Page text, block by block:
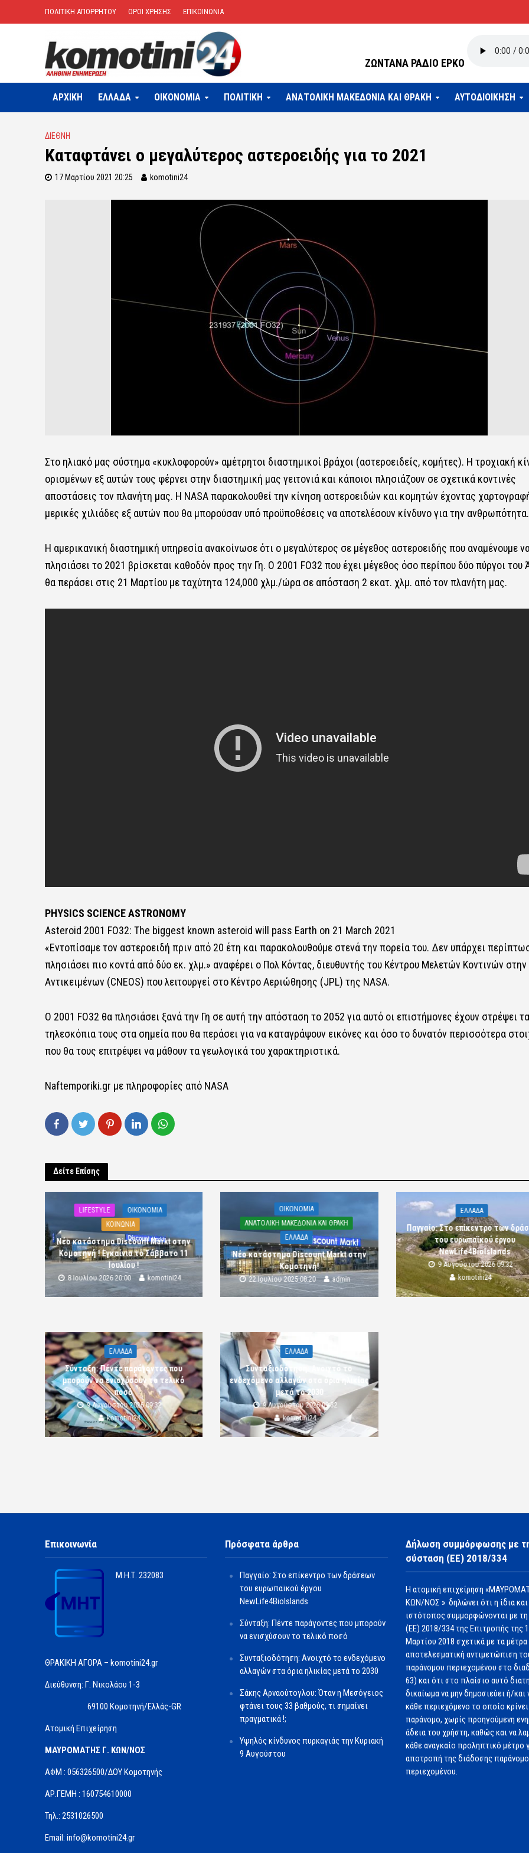
ΠΟΛΙΤΙΚΗ ΑΠΟΡΡΗΤΟΥ ΟΡΟΙ ΧΡΗΣΗΣ ΕΠΙΚΟΙΝΩΝΙΑ
ΖΩΝΤΑΝΑ ΡΑΔΙΟ ΕΡΚΟ
ΑΡΧΙΚΗ ΕΛΛΑΔΑ OIKONOMIA ΠΟΛΙΤΙΚΗ ΑΝΑΤΟΛΙΚΗ ΜΑΚΕΔΟΝΙΑ ΚΑΙ ΘΡΑΚΗ ΑΥΤΟΔΙΟΙΚΗΣΗ
ΔΙΕΘΝΗ
Καταφτάνει ο μεγαλύτερος αστεροειδής για το 2021
17 Μαρτίου 2021 20:25 komotini24
Στο ηλιακό μας σύστημα «κυκλοφορούν» αμέτρητοι διαστημικοί βράχοι (αστεροειδείς, κομήτες). Η τροχιακή
ορισμένων εξ αυτών τους φέρνει στην διαστημική μας γειτονιά και κάποιοι πλησιάζουν σε σχετικά κοντινές
αποστάσεις τον πλανήτη μας. Η NASA παρακολουθεί την κίνηση αστεροειδών και κομητών έχοντας
μερικές χιλιάδες εξ αυτών που θα μπορούσαν υπό προϋποθέσεις να αποτελέσουν κίνδυνο για την ανθρωπότητα.
Η αμερικανική διαστημική υπηρεσία ανακοίνωσε ότι ο μεγαλύτερος σε μέγεθος αστεροειδής που αναμένουμε
πλησιάσει το 2021 βρίσκεται καθοδόν προς την Γη. Ο 2001 FO32 που έχει μέγεθος όσο περίπου δύο πύργοι του
θα περάσει στις 21 Μαρτίου με ταχύτητα 124,000 χλμ./ώρα σε απόσταση 2 εκατ. χλμ. από τον πλανήτη μας.
PHYSICS SCIENCE ASTRONOMY
Asteroid 2001 FO32: The biggest known asteroid will pass Earth on 21 March 2021
«Εντοπίσαμε τον αστεροειδή πριν από 20 έτη και παρακολουθούμε στενά την πορεία του. Δεν υπάρχει
πλησιάσει πιο κοντά από δύο εκ. χλμ.» αναφέρει ο Πολ Κόντας, διευθυντής του Κέντρου Μελετών Κοντινών στην
Αντικειμένων (CNEOS) που λειτουργεί στο Κέντρο Αεριώθησης (JPL) της NASA.
Ο 2001 FO32 θα πλησιάσει ξανά την Γη σε αυτή την απόσταση το 2052 για αυτό οι επιστήμονες έχουν στρέψει τα
τηλεσκόπια τους στα σημεία που θα περάσει για να καταγράψουν εικόνες και όσο το δυνατόν περισσότερα
που θα τους επιτρέψει να μάθουν τα γεωλογικά του χαρακτηριστικά.
Naftemporiki.gr με πληροφορίες από NASA
Δείτε Επίσης
LIFESTYLE
OIKONOMIA
ΚΟΙΝΩΝΙΑ
Νέο κατάστημα Discount Markt στην
Κομοτηνή ! Εγκαίνια το Σάββατο 11
Ιουλίου !
8 Ιουλίου 2026 20:00 komotini24
OIKONOMIA
ΑΝΑΤΟΛΙΚΗ ΜΑΚΕΔΟΝΙΑ ΚΑΙ ΘΡΑΚΗ
ΕΛΛΑΔΑ
Νέο κατάστημα Discount Markt στην
Κομοτηνή!
22 Ιουλίου 2025 08:20 admin
ΕΛΛΑΔΑ
Παγγαίο: Στο επίκεντρο των
του ευρωπαϊκού έργου
NewLife4BioIslands
9 Αυγούστου 2026 09:32
komotini24
ΕΛΛΑΔΑ
Σύνταξη: Πέντε παράγοντες που
μπορούν να ενισχύσουν το τελικό
ποσό
9 Αυγούστου 2026 09:32
komotini24
ΕΛΛΑΔΑ
Συνταξιοδότηση: Ανοιχτό το
ενδεχόμενο αλλαγών στα όρια ηλικίας
μετά το 2030
9 Αυγούστου 2026 09:32
komotini24
Επικοινωνία
Μ.Η.Τ. 232083
ΘΡΑΚΙΚΗ ΑΓΟΡΑ – komotini24.gr
Διεύθυνση: Γ. Νικολάου 1-3
69100 Κομοτηνή/Ελλάς-GR
Ατομική Επιχείρηση
ΜΑΥΡΟΜΑΤΗΣ Γ. ΚΩΝ/ΝΟΣ
ΑΦΜ : 056326500/ΔOΥ Κομοτηνής
ΑΡ.ΓΕΜΗ : 160754610000
Τηλ.: 2531026500
Email: info@komotini24.gr
Πρόσφατα άρθρα
Παγγαίο: Στο επίκεντρο των δράσεων
του ευρωπαϊκού έργου
NewLife4BioIslands
Σύνταξη: Πέντε παράγοντες που μπορούν
να ενισχύσουν το τελικό ποσό
Συνταξιοδότηση: Ανοιχτό το ενδεχόμενο
αλλαγών στα όρια ηλικίας μετά το 2030
Σάκης Αρναούτογλου: Όταν η Μεσόγειος
φτάνει τους 33 βαθμούς, τι σημαίνει
πραγματικά !;
Υψηλός κίνδυνος πυρκαγιάς την Κυριακή
9 Αυγούστου
Δήλωση συμμόρφωσης με
σύσταση (ΕΕ) 2018/334
Η ατομική επιχείρηση
ΚΩΝ/ΝΟΣ » δηλώνει ότι η ίδια
ιστότοπος συμμορφώνονται με
(ΕΕ) 2018/334 της Επιτροπής της
Μαρτίου 2018 σχετικά με τα μέτρα
αποτελεσματική αντιμετώπιση
παράνομου περιεχομένου στο
63) και ότι στο πλαίσιο αυτό
δικαίωμα να μην δημοσιεύει ή/και
κάθε περιεχόμενο το οποίο κρίνει
παράνομο, χωρίς προηγούμενη
άδεια του χρήστη, καθώς και να
κάθε αναγκαίο προληπτικό μέτρο
αποτροπή της διάδοσης
περιεχομένου.